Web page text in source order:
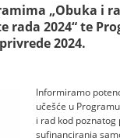
„Obuka i
rada 2024“ te
2024.
Informiramo
učešće u
i rad kod
sufinanciranja